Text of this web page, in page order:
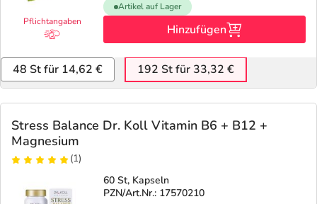
Pflichtangaben
Artikel auf Lager
Hinzufügen
48 St für 14,62 € 192 St für 33,32 €
Stress Balance Dr. Koll Vitamin B6 + B12 +
Magnesium
(1)
60 St, Kapseln
PZN/Art.Nr.: 17570210